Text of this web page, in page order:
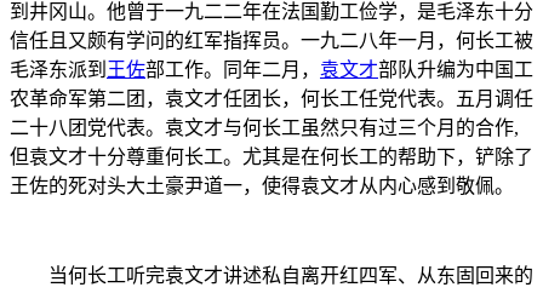
到井冈山。他曾于一九二二年在法国勤工俭学，是毛泽东十分
信任且又颇有学问的红军指挥员。一九二八年一月，何长工被
毛泽东派到 王佐部工作。同年二月， 袁文才部队升编为中国工
农革命军第二团，袁文才任团长，何长工任党代表。五月调任
二十八团党代表。袁文才与何长工虽然只有过三个月的合作,
但袁文才十分尊重何长工。尤其是在何长工的帮助下，铲除了
王佐的死对头大土豪尹道一，使得袁文才从内心感到敬佩。
当何长工听完袁文才讲述私自离开红四军、从东固回来的